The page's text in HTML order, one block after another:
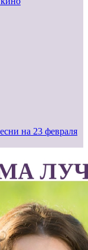
на 23 февраля